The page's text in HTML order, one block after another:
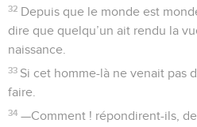
32 Depuis que le monde est
dire que quelqu’un ait rendu la
naissance.
33 Si cet homme-là ne venait pas
faire.
34 —Comment ! répondirent-ils,